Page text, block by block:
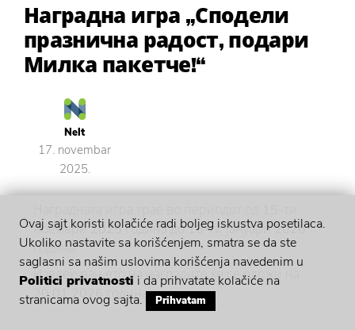
Наградна игра „Сподели
празнична радост, подари
Милка пакетче!“
Nelt
17. novembar
2025.
ноември 2025 година до 15-ти јануари 2026
година.
Извлекувањето на наградите ќе се одржи на
20.01.2026 година.
Ovaj sajt koristi kolačiće radi boljeg iskustva posetilaca.
Ukoliko nastavite sa korišćenjem, smatra se da ste
saglasni sa našim uslovima korišćenja navedenim u
Politici privatnosti i da prihvatate kolačiće na
stranicama ovog sajta.
Prihvatam